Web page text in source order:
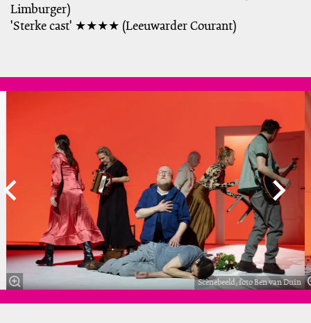
Limburger)
'Sterke cast' ★★★★ (Leeuwarder Courant)
Scènebeeld, foto Ben van Duin